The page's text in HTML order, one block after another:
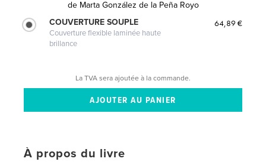
de Marta González de la Peña Royo
COUVERTURE SOUPLE
Couverture flexible laminée haute
brillance
64,89 €
La TVA sera ajoutée à la commande.
À propos du livre